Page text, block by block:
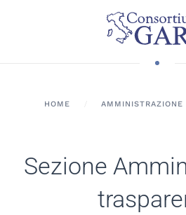
Skip to main content
HOME AMMINISTRAZIONE
Sezione